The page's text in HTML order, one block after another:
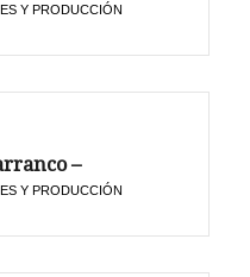
Y PRODUCCIÓN
–
Y PRODUCCIÓN